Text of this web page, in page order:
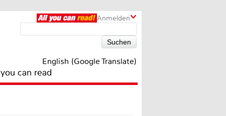
Anmelden
English (Google Translate)
can read